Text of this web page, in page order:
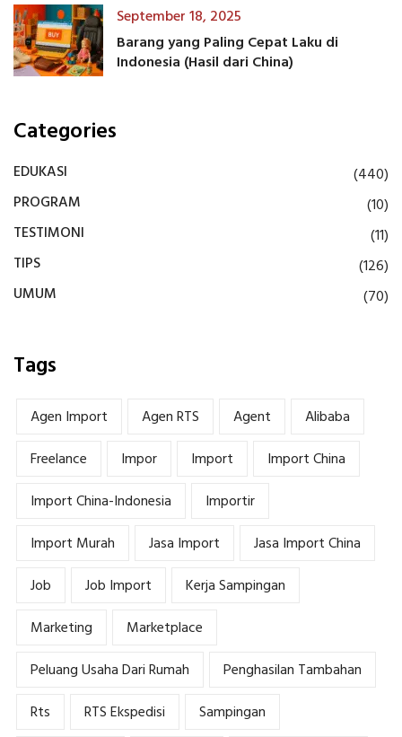
September 18, 2025
Barang yang Paling Cepat Laku di
Indonesia (Hasil dari China)
Categories
EDUKASI
(440)
PROGRAM
(10)
TESTIMONI
(11)
TIPS
(126)
UMUM
(70)
Tags
Agen Import Agen RTS Agent
Alibaba
Freelance
Impor Import
Import China
Import China-Indonesia
Importir
Import Murah
Jasa Import
Jasa Import China
Job
Job Import
Kerja Sampingan
Marketing
Marketplace
Peluang Usaha Dari Rumah
Penghasilan Tambahan
Rts
RTS Ekspedisi
Sampingan